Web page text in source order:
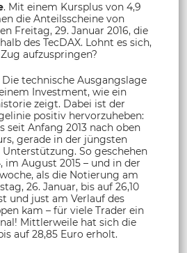
. Mit einem Kursplus von 4,9
die Anteilsscheine von
Freitag, 29. Januar 2016, die
des TecDAX. Lohnt es sich,
aufzuspringen?
Die technische Ausgangslage
Investment, wie ein
zeigt. Dabei ist der
positiv hervorzuheben:
seit Anfang 2013 nach oben
gerade in der jüngsten
So geschehen
im August 2015 – und in der
als die Notierung am
26. Januar, bis auf 26,10
und just am Verlauf des
kam – für viele Trader ein
Mittlerweile hat sich die
auf 28,85 Euro erholt.